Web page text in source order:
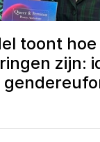
toont
zijn: